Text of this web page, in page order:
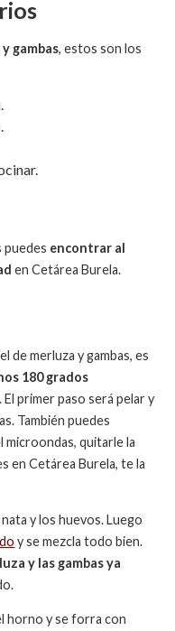
gambas, estos son los
puedes encontrar al
en Cetárea Burela.
de merluza y gambas, es
180 grados
primer paso será pelar y
También puedes
microondas, quitarle la
en Cetárea Burela, te la
y los huevos. Luego
y se mezcla todo bien.
y las gambas ya
horno y se forra con